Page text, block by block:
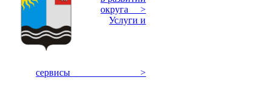
округа >
Услуги и
сервисы >